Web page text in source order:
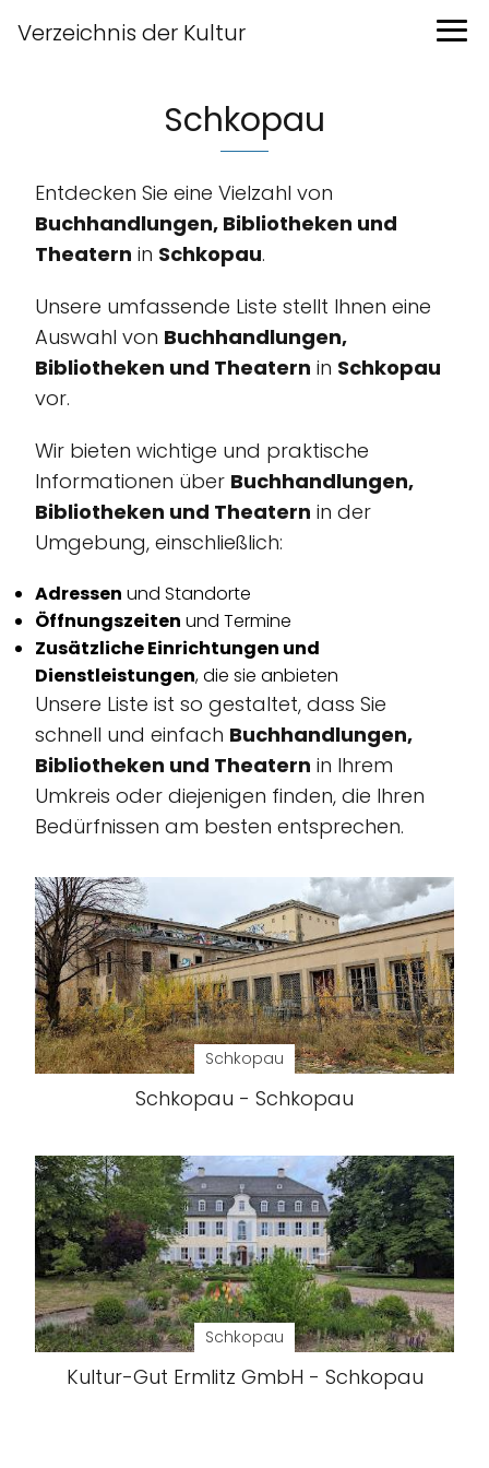
Verzeichnis der Kultur
Schkopau
Entdecken Sie eine Vielzahl von
Buchhandlungen, Bibliotheken und
Theatern in Schkopau.
Unsere umfassende Liste stellt Ihnen eine
Auswahl von Buchhandlungen,
Bibliotheken und Theatern in Schkopau
vor.
Wir bieten wichtige und praktische
Informationen über Buchhandlungen,
Bibliotheken und Theatern in der
Umgebung, einschließlich:
Adressen und Standorte
Öffnungszeiten und Termine
Zusätzliche Einrichtungen und
Dienstleistungen, die sie anbieten
Unsere Liste ist so gestaltet, dass Sie
schnell und einfach Buchhandlungen,
Bibliotheken und Theatern in Ihrem
Umkreis oder diejenigen finden, die Ihren
Bedürfnissen am besten entsprechen.
Schkopau
Schkopau - Schkopau
Schkopau
Kultur-Gut Ermlitz GmbH - Schkopau